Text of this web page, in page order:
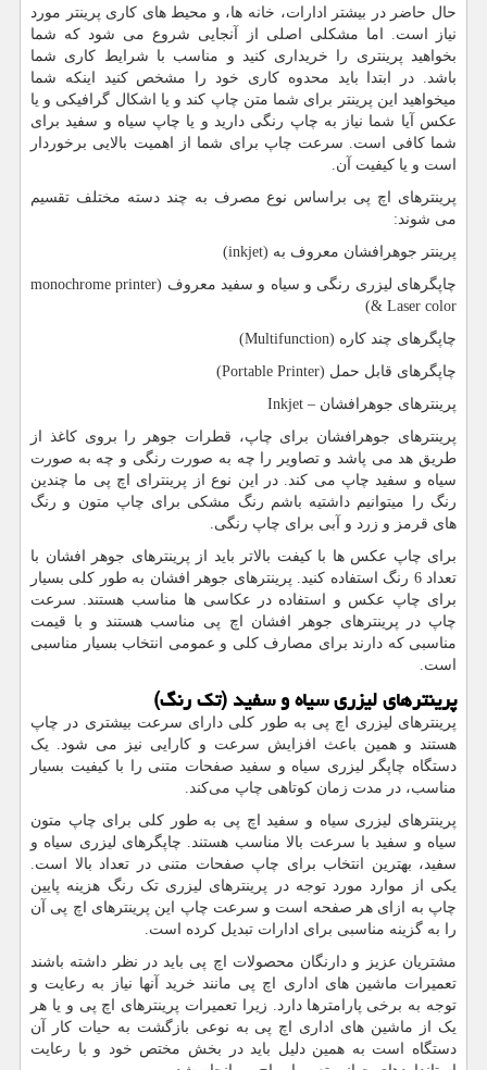
حال حاضر در بیشتر ادارات، خانه ها، و محیط های کاری پرینتر مورد
نیاز است. اما مشکلی اصلی از آنجایی شروع می شود که شما
بخواهید پرینتری را خریداری کنید و مناسب با شرایط کاری شما
باشد. در ابتدا باید محدوه کاری خود را مشخص کنید اینکه شما
میخواهید این پرینتر برای شما متن چاپ کند و یا اشکال گرافیکی و یا
عکس آیا شما نیاز به چاپ رنگی دارید و یا چاپ سیاه و سفید برای
شما کافی است. سرعت چاپ برای شما از اهمیت بالایی برخوردار
است و یا کیفیت آن.
پرینترهای اچ پی براساس نوع مصرف به چند دسته مختلف تقسیم
می شوند:
پرینتر جوهرافشان معروف به (inkjet
)
چاپگرهای لیزری رنگی و سیاه و سفید معروف (monochrome printer
& Laser color
)
چاپگرهای چند کاره (Multifunction
)
چاپگرهای قابل حمل (Portable Printer
)
پرینترهای جوهرافشان – Inkjet
پرینترهای جوهرافشان برای چاپ، قطرات جوهر را بروی کاغذ از
طریق هد می پاشد و تصاویر را چه به صورت رنگی و چه به صورت
سیاه و سفید چاپ می کند. در این نوع از پرینترای اچ پی ما چندین
رنگ را میتوانیم داشتیه باشم رنگ مشکی برای چاپ متون و رنگ
های قرمز و زرد و آبی برای چاپ رنگی.
برای چاپ عکس ها با کیفت بالاتر باید از پرینترهای جوهر افشان با
تعداد 6 رنگ استفاده کنید. پرینترهای جوهر افشان به طور کلی بسیار
برای چاپ عکس و استفاده در عکاسی ها مناسب هستند. سرعت
چاپ در پرینترهای جوهر افشان اچ پی مناسب هستند و با قیمت
مناسبی که دارند برای مصارف کلی و عمومی انتخاب بسیار مناسبی
است.
پرینترهای لیزری سیاه و سفید (تک رنگ)
پرینترهای لیزری اچ پی به طور کلی دارای سرعت بیشتری در چاپ
هستند و همین باعث افزایش سرعت و کارایی نیز می شود. یک
دستگاه چاپگر لیزری سیاه و سفید صفحات متنی را با کیفیت بسیار
مناسب، در مدت زمان کوتاهی چاپ می‌کند.
پرینترهای لیزری سیاه و سفید اچ پی به طور کلی برای چاپ متون
سیاه و سفید با سرعت بالا مناسب هستند. چاپگرهای لیزری سیاه و
سفید، بهترین انتخاب برای چاپ صفحات متنی در تعداد بالا است.
یکی از موارد مورد توجه در پرینترهای لیزری تک رنگ هزینه پایین
چاپ به ازای هر صفحه است و سرعت چاپ این پرینترهای اچ پی آن
را به گزینه مناسبی برای ادارات تبدیل کرده است.
مشتریان عزیز و دارنگان محصولات اچ پی باید در نظر داشته باشند
تعمیرات ماشین های اداری اچ پی مانند خرید آنها نیاز به رعایت و
توجه به برخی پارامترها دارد. زیرا تعمیرات پرینترهای اچ پی و یا هر
یک از ماشین های اداری اچ پی به نوعی بازگشت به حیات کار آن
دستگاه است به همین دلیل باید در بخش مختص خود و با رعایت